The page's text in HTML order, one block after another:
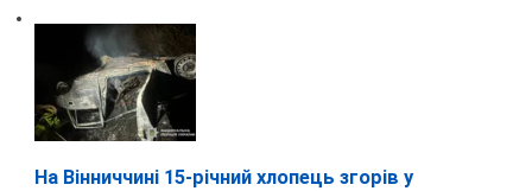
На Вінниччині 15-річний хлопець згорів у